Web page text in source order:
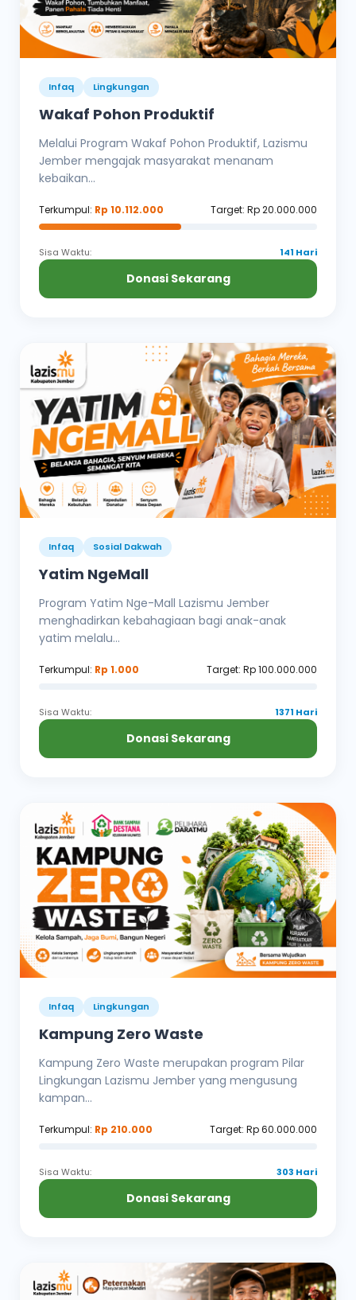
Infaq Lingkungan
Wakaf Pohon Produktif
Melalui Program Wakaf Pohon Produktif, Lazismu
Jember mengajak masyarakat menanam
kebaikan...
Terkumpul: Rp 10.112.000 Target: Rp 20.000.000
Sisa Waktu: 141 Hari
Donasi Sekarang
Infaq Sosial Dakwah
Yatim NgeMall
Program Yatim Nge-Mall Lazismu Jember
menghadirkan kebahagiaan bagi anak-anak
yatim melalu...
Terkumpul: Rp 1.000 Target: Rp 100.000.000
Sisa Waktu: 1371 Hari
Donasi Sekarang
Infaq Lingkungan
Kampung Zero Waste
Kampung Zero Waste merupakan program Pilar
Lingkungan Lazismu Jember yang mengusung
kampan...
Terkumpul: Rp 210.000 Target: Rp 60.000.000
Sisa Waktu: 303 Hari
Donasi Sekarang